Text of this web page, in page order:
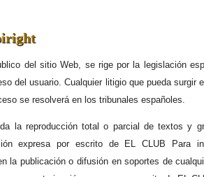
del sitio Web, se rige por la legislación
del usuario. Cualquier litigio que pueda surgir
se resolverá en los tribunales españoles.
la reproducción total o parcial de textos y
expresa por escrito de EL CLUB Para
la publicación o difusión en soportes de